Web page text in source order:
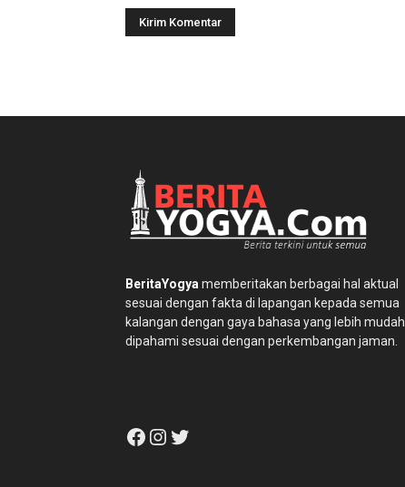
BeritaYogya memberitakan berbagai hal aktual
sesuai dengan fakta di lapangan kepada semua
kalangan dengan gaya bahasa yang lebih mudah
dipahami sesuai dengan perkembangan jaman.
Facebook
Instagram
Twitter